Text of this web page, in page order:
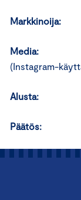
(Instagram-